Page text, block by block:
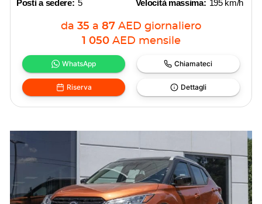
Posti a sedere: 5
Velocità massima: 195 km/h
da 35 a 87 AED giornaliero
1 050 AED mensile
WhatsApp Chiamateci
Riserva Dettagli